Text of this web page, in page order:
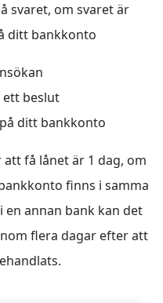
svaret, om svaret är
ditt bankkonto
ett beslut
ditt bankkonto
få lånet är 1 dag, om
finns i samma
annan bank kan det
flera dagar efter att